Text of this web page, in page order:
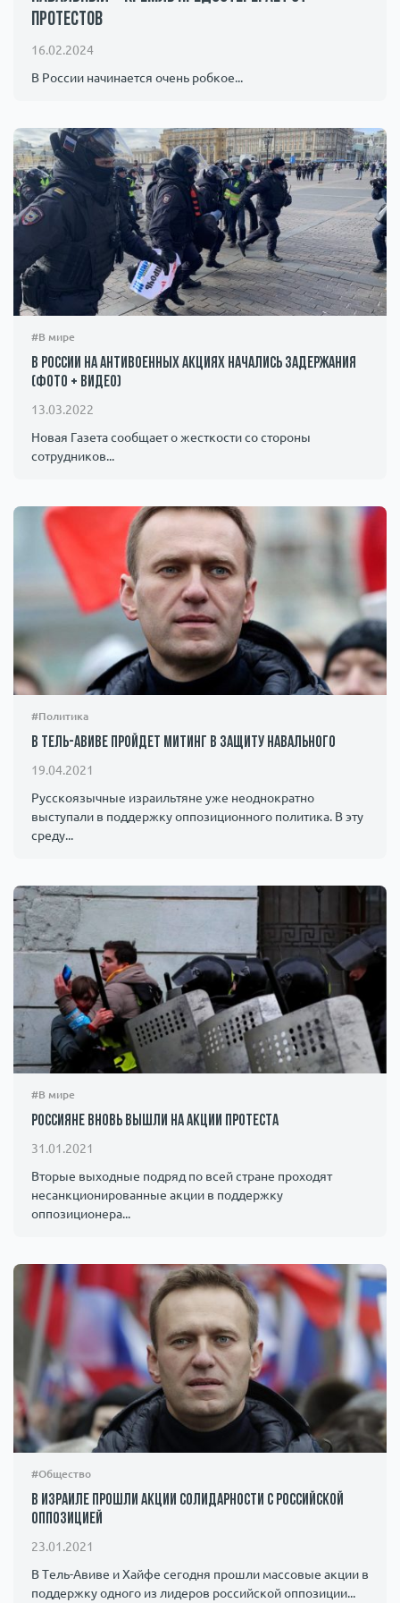
Происшествия
Армия
протестов
16.02.2024
В России начинается очень робкое...
#В мире
В России на антивоенных акциях начались задержания
(фото + видео)
13.03.2022
Новая Газета сообщает о жесткости со стороны
сотрудников...
#Политика
В Тель-Авиве пройдет митинг в защиту Навального
19.04.2021
Русскоязычные израильтяне уже неоднократно
выступали в поддержку оппозиционного политика. В эту
среду...
#В мире
Россияне вновь вышли на акции протеста
31.01.2021
Вторые выходные подряд по всей стране проходят
несанкционированные акции в поддержку
оппозиционера...
#Общество
В Израиле прошли акции солидарности с российской
оппозицией
23.01.2021
В Тель-Авиве и Хайфе сегодня прошли массовые акции в
поддержку одного из лидеров российской оппозиции...